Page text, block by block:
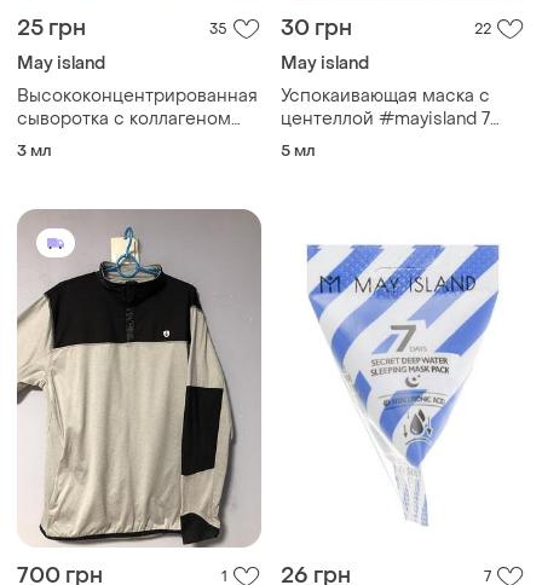
25 грн 35
May island
Высококонцентрированная
сыворотка с коллагеном
may island 7 days highly
3 мл
30 грн 22
May island
Успокаивающая маска с
центеллой #mayisland 7
days secret centella cica
5 мл
700 грн 1 26 грн 7